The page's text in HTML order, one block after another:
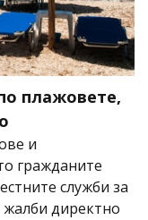
плажовете,
и
гражданите
служби за
директно